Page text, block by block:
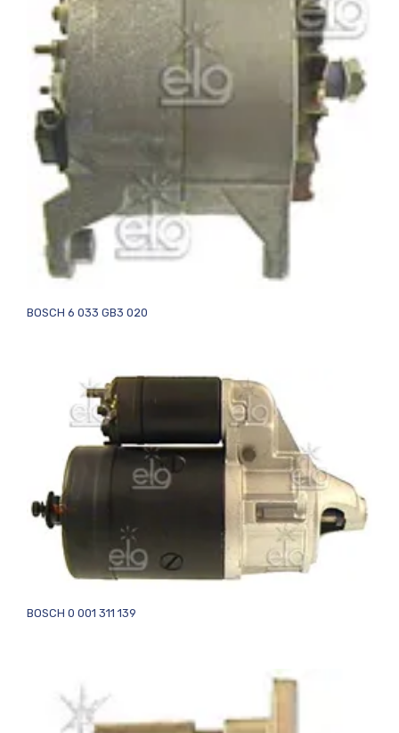
BOSCH 6 033 GB3 020
BOSCH 0 001 311 139